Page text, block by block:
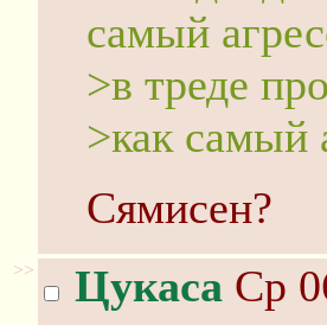
самый
>в треде
>как самый
Сямисен?
>> Цукаса Ср